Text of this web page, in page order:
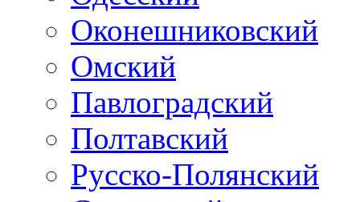
Оконешниковский
Омский
Павлоградский
Полтавский
Русско-Полянский